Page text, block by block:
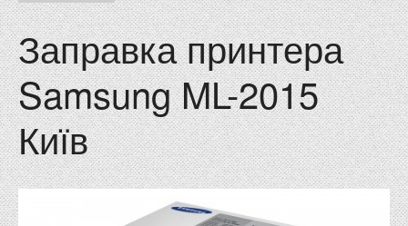
Заправка принтера
Samsung ML-2015
Київ